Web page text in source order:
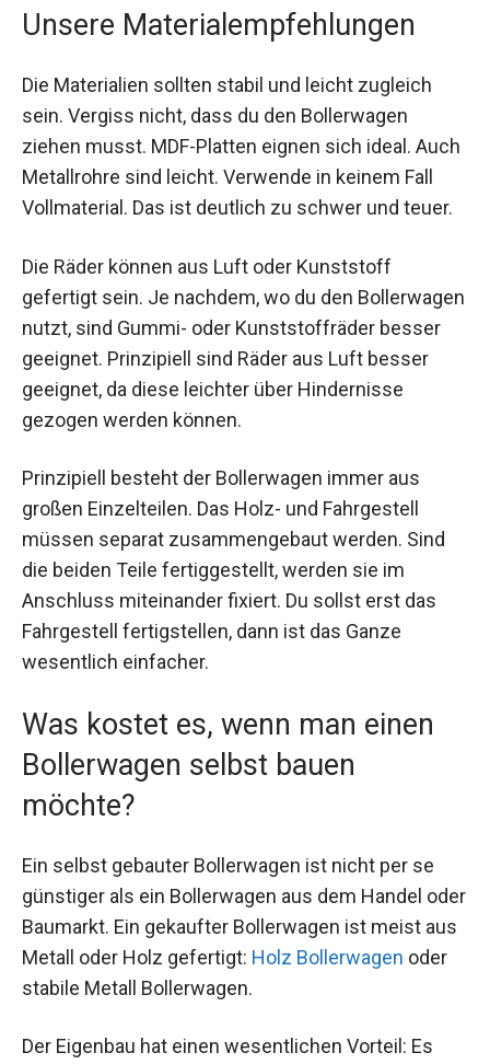
Unsere Materialempfehlungen
Die Materialien sollten stabil und leicht zugleich
sein. Vergiss nicht, dass du den Bollerwagen
ziehen musst. MDF-Platten eignen sich ideal. Auch
Metallrohre sind leicht. Verwende in keinem Fall
Vollmaterial. Das ist deutlich zu schwer und teuer.
Die Räder können aus Luft oder Kunststoff
gefertigt sein. Je nachdem, wo du den Bollerwagen
nutzt, sind Gummi- oder Kunststoffräder besser
geeignet. Prinzipiell sind Räder aus Luft besser
geeignet, da diese leichter über Hindernisse
gezogen werden können.
Prinzipiell besteht der Bollerwagen immer aus
großen Einzelteilen. Das Holz- und Fahrgestell
müssen separat zusammengebaut werden. Sind
die beiden Teile fertiggestellt, werden sie im
Anschluss miteinander fixiert. Du sollst erst das
Fahrgestell fertigstellen, dann ist das Ganze
wesentlich einfacher.
Was kostet es, wenn man einen
Bollerwagen selbst bauen
möchte?
Ein selbst gebauter Bollerwagen ist nicht per se
günstiger als ein Bollerwagen aus dem Handel oder
Baumarkt. Ein gekaufter Bollerwagen ist meist aus
Metall oder Holz gefertigt: Holz Bollerwagen oder
stabile Metall Bollerwagen.
Der Eigenbau hat einen wesentlichen Vorteil: Es